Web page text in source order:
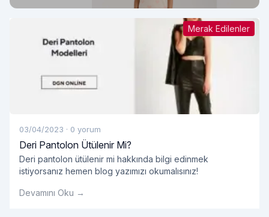
Merak Edilenler
03/04/2023 · 0 yorum
Deri Pantolon Ütülenir Mi?
Deri pantolon ütülenir mi hakkında bilgi edinmek
istiyorsanız hemen blog yazımızı okumalısınız!
Devamını Oku →